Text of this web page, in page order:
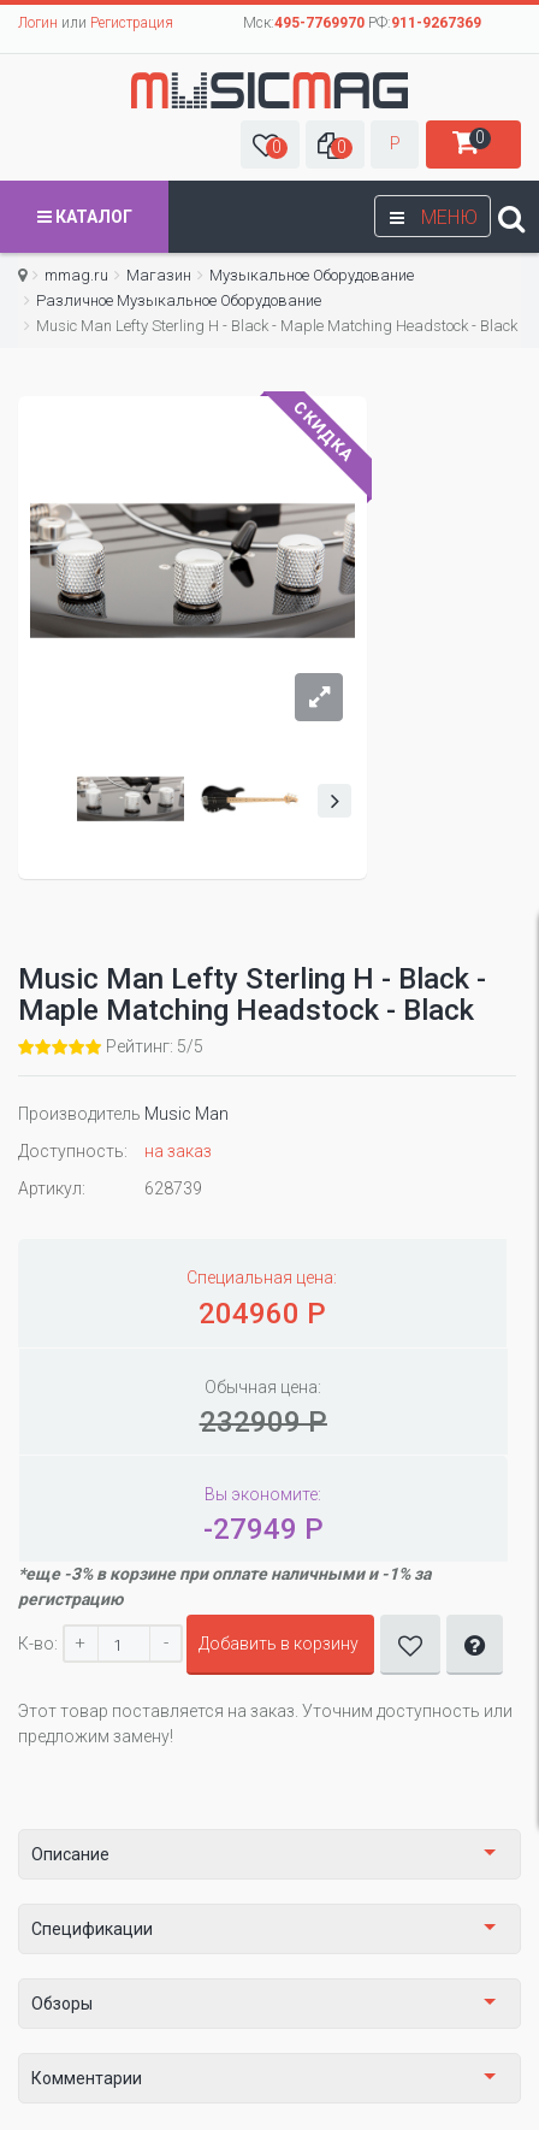
Логин или Регистрация Мск:495-7769970РФ:911-9267369
0 0 Р 0
МЕНЮ
КАТАЛОГ
mmag.ru Магазин
Музыкальное Оборудование
Различное Музыкальное Оборудование
Music Man Lefty Sterling H - Black - Maple Matching Headstock - Black
СКИДКА
Music Man Lefty Sterling H - Black -
Maple Matching Headstock - Black
Рейтинг: 5/5
Производитель Music Man
Доступность:
на заказ
Артикул:
628739
Специальная цена:
204960 Р
Обычная цена:
232909 Р
Вы экономите:
-27949 Р
*еще -3% в корзине при оплате наличными и -1% за
регистрацию
К-во: + - Добавить в корзину
Этот товар поставляется на заказ. Уточним доступность или
предложим замену!
Описание
Спецификации
Обзоры
Комментарии